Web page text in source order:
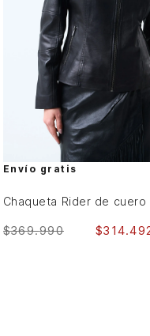
S M
AGREGAR AL CARRITO
Envío gratis
$369.990 $314.